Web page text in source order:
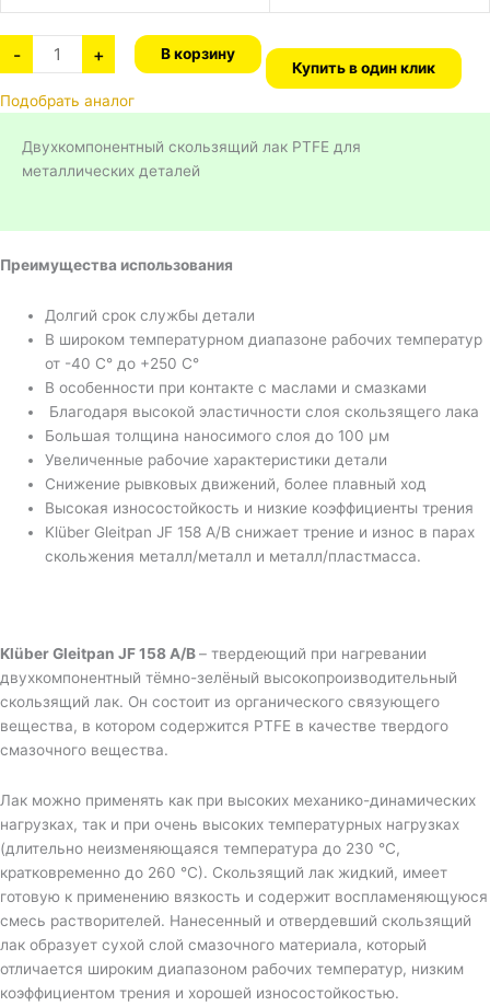
- +
В корзину
Купить в один клик
Подобрать аналог
Двухкомпонентный скользящий лак PTFE для
металлических деталей
Преимущества использования
Долгий срок службы детали
В широком температурном диапазоне рабочих температур
от -40 С° до +250 С°
В особенности при контакте с маслами и смазками
Благодаря высокой эластичности слоя скользящего лака
Большая толщина наносимого слоя до 100 μм
Увеличенные рабочие характеристики детали
Снижение рывковых движений, более плавный ход
Высокая износостойкость и низкие коэффициенты трения
Klüber Gleitpan JF 158 A/B снижает трение и износ в парах
скольжения металл/металл и металл/пластмасса.
Klüber Gleitpan JF 158 A/B– твердеющий при нагревании
двухкомпонентный тёмно-зелёный высокопроизводительный
скользящий лак. Он состоит из органического связующего
вещества, в котором содержится PTFE в качестве твердого
смазочного вещества.
Лак можно применять как при высоких механико-динамических
нагрузках, так и при очень высоких температурных нагрузках
(длительно неизменяющаяся температура до 230 °С,
кратковременно до 260 °С). Скользящий лак жидкий, имеет
готовую к применению вязкость и содержит воспламеняющуюся
смесь растворителей. Нанесенный и отвердевший скользящий
лак образует сухой слой смазочного материала, который
отличается широким диапазоном рабочих температур, низким
коэффициентом трения и хорошей износостойкостью.